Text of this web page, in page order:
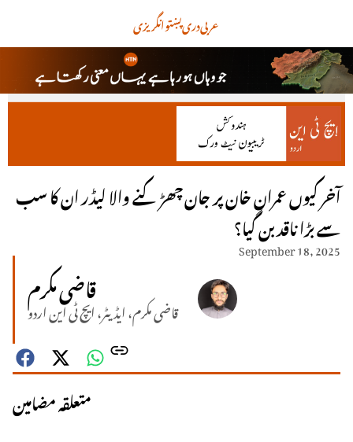
انگریزیپښتودریعربی
آخر کیوں عمران خان پر جان چھڑکنے والا لیڈر ان کا سب
سے بڑا ناقد بن گیا؟
September 18, 2025
قاضی مکرم
قاضی مکرم، ایڈیٹر، ایچ ٹی این اردو
متعلقہ مضامین